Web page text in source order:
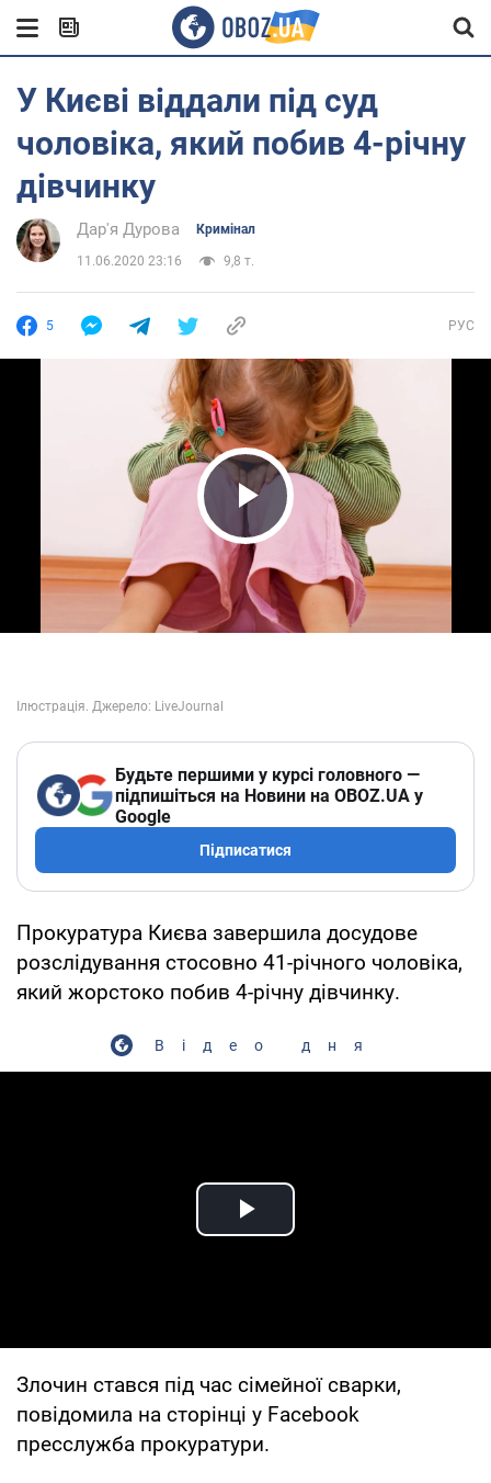
У Києві віддали під суд
чоловіка, який побив 4-річну
дівчинку
Дар'я Дурова Кримінал
11.06.2020 23:16 9,8 т.
5 РУС
Play Video
Будьте першими у курсі головного —
підпишіться на Новини на OBOZ.UA у
Google
Підписатися
Прокуратура Києва завершила досудове
розслідування стосовно 41-річного чоловіка,
який жорстоко побив 4-річну дівчинку.
Відео дня
Play Video
Злочин стався під час сімейної сварки,
повідомила на сторінці у Facebook
пресслужба прокуратури.